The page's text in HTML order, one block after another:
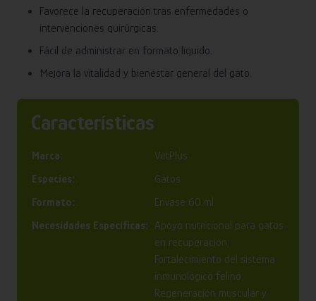
Favorece la recuperación tras enfermedades o
intervenciones quirúrgicas.
Fácil de administrar en formato líquido.
Mejora la vitalidad y bienestar general del gato.
Características
Marca:
VetPlus
Especies:
Gatos
Formato:
Envase 60 ml
Necesidades Específicas:
Apoyo nutricional para gatos
en recuperación,
Fortalecimiento del sistema
inmunológico felino,
Regeneración muscular y